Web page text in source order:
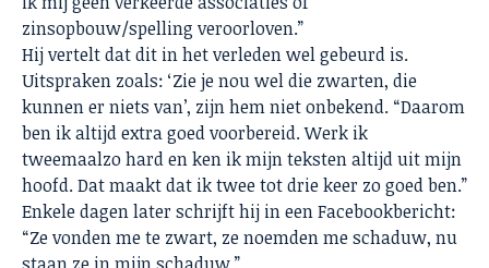
zinsopbouw/spelling veroorloven.”
Hij vertelt dat dit in het verleden wel gebeurd is.
Uitspraken zoals: ‘Zie je nou wel die zwarten, die
kunnen er niets van’, zijn hem niet onbekend. “Daarom
ben ik altijd extra goed voorbereid. Werk ik
tweemaalzo hard en ken ik mijn teksten altijd uit mijn
hoofd. Dat maakt dat ik twee tot drie keer zo goed ben.”
Enkele dagen later schrijft hij in een Facebookbericht:
“Ze vonden me te zwart, ze noemden me schaduw, nu
staan ze in mijn schaduw.”